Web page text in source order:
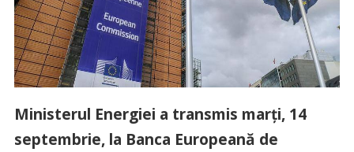
Ministerul Energiei a transmis marți, 14
septembrie, la Banca Europeană de